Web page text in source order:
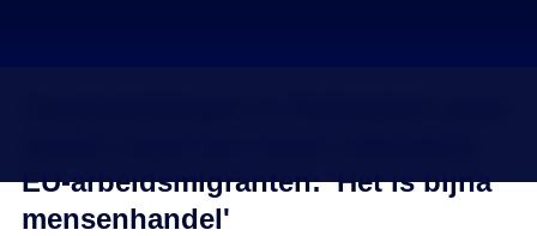
EU-arbeidsmigranten: 'Het is bijna
mensenhandel'